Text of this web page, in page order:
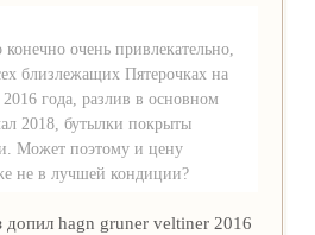
очень привлекательно,
близлежащих Пятерочках на
года, разлив в основном
2018, бутылки покрыты
Может поэтому и цену
не в лучшей кондиции?
допил hagn gruner veltiner 2016